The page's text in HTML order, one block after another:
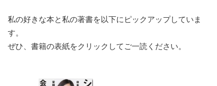
私の好きな本と私の著書を以下にピックアップしていま
す。
ぜひ、書籍の表紙をクリックしてご一読ください。